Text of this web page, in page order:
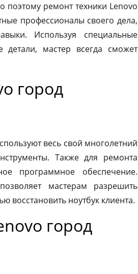
поэтому ремонт техники Lenovo
профессионалы своего дела,
Используя специальные
детали, мастер всегда сможет
город
весь свой многолетний
Также для ремонта
программное обеспечение.
мастерам разрешить
восстановить ноутбук клиента.
город